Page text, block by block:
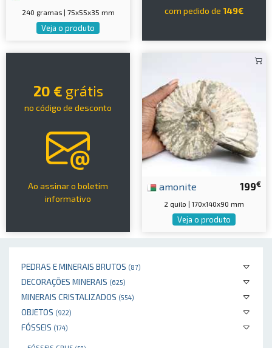
PEDRAS E MINERAIS BRUTOS (87)
DECORAÇÕES MINERAIS (625)
MINERAIS CRISTALIZADOS (554)
OBJETOS (922)
FÓSSEIS (174)
240 gramas | 75x55x35 mm
Veja o produto
com pedido de 149€
20 € grátis
no código de desconto
Ao assinar o boletim
informativo
199€
amonite
2 quilo | 170x140x90 mm
Veja o produto